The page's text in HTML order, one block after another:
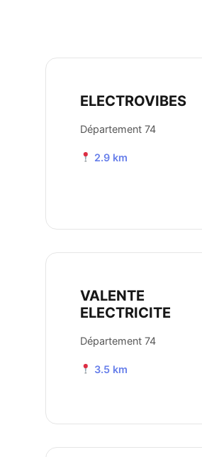
ELECTROVIBES
Département 74
2.9 km
VALENTE
ELECTRICITE
Département 74
3.5 km